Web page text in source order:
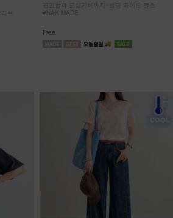
브
편안함과 군살커버까지~밴딩 와이드 팬츠
#NAK MADE.
Free